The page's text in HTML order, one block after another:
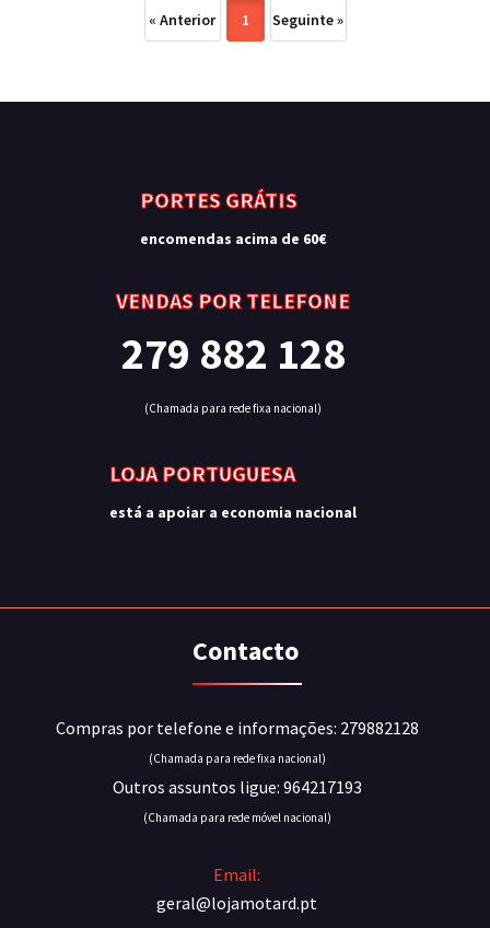
« Anterior 1 Seguinte »
PORTES GRÁTIS
encomendas acima de 60€
VENDAS POR TELEFONE
279 882 128
(Chamada para rede fixa nacional)
LOJA PORTUGUESA
está a apoiar a economia nacional
Contacto
Compras por telefone e informações: 279882128
(Chamada para rede fixa nacional)
Outros assuntos ligue: 964217193
(Chamada para rede móvel nacional)
Email:
geral@lojamotard.pt